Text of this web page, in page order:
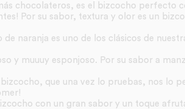
chocolateros, es el bizcocho perfecto
Por su sabor, textura y olor es un
naranja es uno de los clásicos de
y muuuy esponjoso. Por su sabor a
que una vez lo pruebas, nos lo
con un gran sabor y un toque